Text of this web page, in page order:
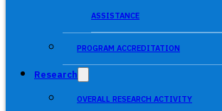
ASSISTANCE
PROGRAM ACCREDITATION
Research
OVERALL RESEARCH ACTIVITY